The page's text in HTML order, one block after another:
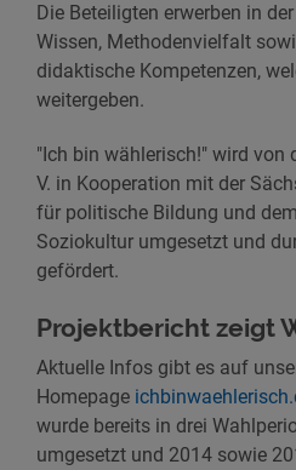
Die Beteiligten erwerben in
Wissen, Methodenvielfalt
didaktische Kompetenzen,
weitergeben.
"Ich bin wählerisch!" wird von
V. in Kooperation mit der
für politische Bildung und
Soziokultur umgesetzt und
gefördert.
Projektbericht zeigt
Aktuelle Infos gibt es auf
Homepage
wurde bereits in drei
umgesetzt und 2014 sowie